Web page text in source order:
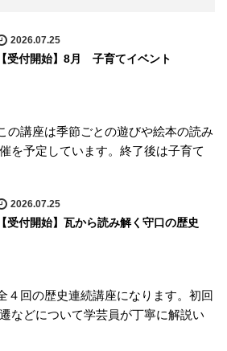
2026.07.25
【受付開始】8月 子育てイベント
の講座は季節ごとの遊びや絵本の読み
を予定しています。終了後は子育て
2026.07.25
【受付開始】瓦から読み解く守口の歴史
４回の歴史連続講座になります。初回
などについて学芸員が丁寧に解説い